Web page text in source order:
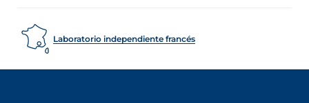
Laboratorio independiente francés